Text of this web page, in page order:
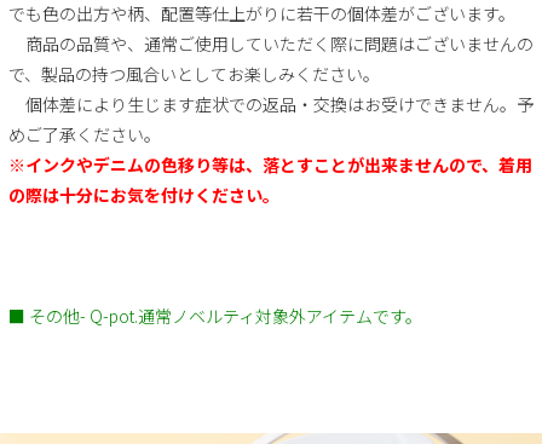
でも色の出方や柄、配置等仕上がりに若干の個体差がございます。
商品の品質や、通常ご使用していただく際に問題はございませんの
で、製品の持つ風合いとしてお楽しみください。
個体差により生じます症状での返品・交換はお受けできません。予
めご了承ください。
※インクやデニムの色移り等は、落とすことが出来ませんので、着用
の際は十分にお気を付けください。
■ その他- Q-pot.通常ノベルティ対象外アイテムです。